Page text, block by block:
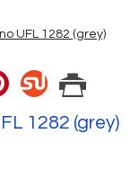
UFL 1282 (grey)
1282 (grey)